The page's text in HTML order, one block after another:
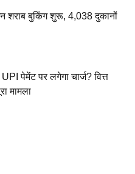
शराब बुकिंग शुरू, 4,038 दुकानों
पेमेंट पर लगेगा चार्ज? वित्त
मामला